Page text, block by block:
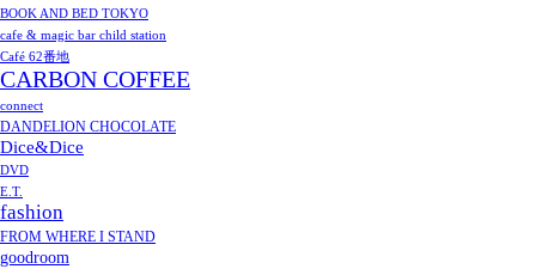
BOOK AND BED TOKYO
cafe & magic bar child station
Café 62番地
CARBON COFFEE
connect
DANDELION CHOCOLATE
Dice&Dice
DVD
E.T.
fashion
FROM WHERE I STAND
goodroom